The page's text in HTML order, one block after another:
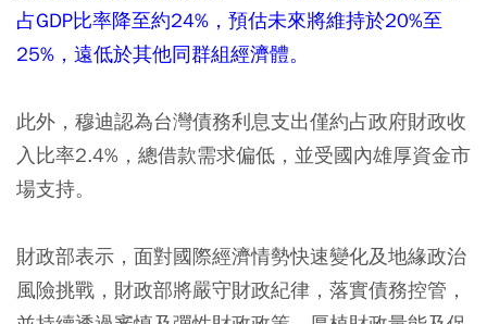
占GDP比率降至約24%，預估未來將維持於20%至
25%，遠低於其他同群組經濟體。
此外，穆迪認為台灣債務利息支出僅約占政府財政收
入比率2.4%，總借款需求偏低，並受國內雄厚資金市
場支持。
財政部表示，面對國際經濟情勢快速變化及地緣政治
風險挑戰，財政部將嚴守財政紀律，落實債務控管，